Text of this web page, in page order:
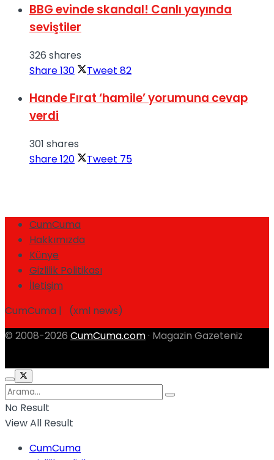
BBG evinde skandal! Canlı yayında
seviştiler
326 shares
Share130 Tweet 82
Hande Fırat ‘hamile’ yorumuna cevap
verdi
301 shares
Share120 Tweet 75
CumCuma
Hakkımızda
Künye
Gizlilik Politikası
İletişim
CumCuma | (xml news)
© 2008-2026 CumCuma.com · Magazin Gazeteniz
No Result
View All Result
CumCuma